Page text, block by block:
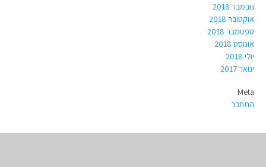
נובמבר 2018
אוקטובר 2018
ספטמבר 2018
אוגוסט 2018
יולי 2018
ינואר 2017
Meta
התחבר